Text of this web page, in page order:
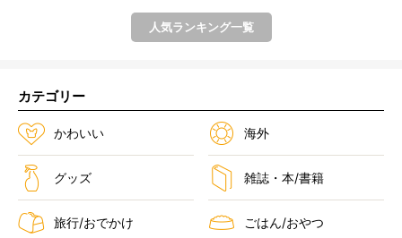
人気ランキング一覧
カテゴリー
かわいい 海外
グッズ 雑誌・本/書籍
旅行/おでかけ ごはん/おやつ